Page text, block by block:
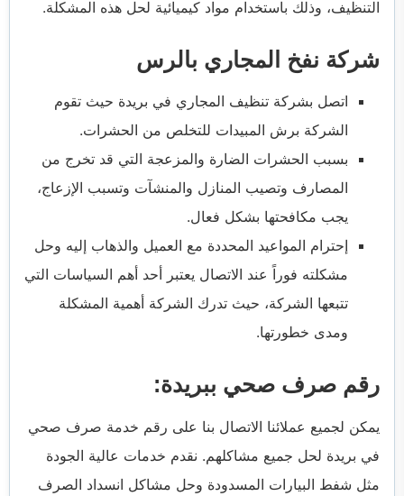
التنظيف، وذلك باستخدام مواد كيميائية لحل هذه المشكلة.
شركة نفخ المجاري بالرس
اتصل بشركة تنظيف المجاري في بريدة حيث تقوم
الشركة برش المبيدات للتخلص من الحشرات.
بسبب الحشرات الضارة والمزعجة التي قد تخرج من
المصارف وتصيب المنازل والمنشآت وتسبب الإزعاج،
يجب مكافحتها بشكل فعال.
إحترام المواعيد المحددة مع العميل والذهاب إليه وحل
مشكلته فوراً عند الاتصال يعتبر أحد أهم السياسات التي
تتبعها الشركة، حيث تدرك الشركة أهمية المشكلة
ومدى خطورتها.
رقم صرف صحي ببريدة:
يمكن لجميع عملائنا الاتصال بنا على رقم خدمة صرف صحي
في بريدة لحل جميع مشاكلهم. نقدم خدمات عالية الجودة
مثل شفط البيارات المسدودة وحل مشاكل انسداد الصرف